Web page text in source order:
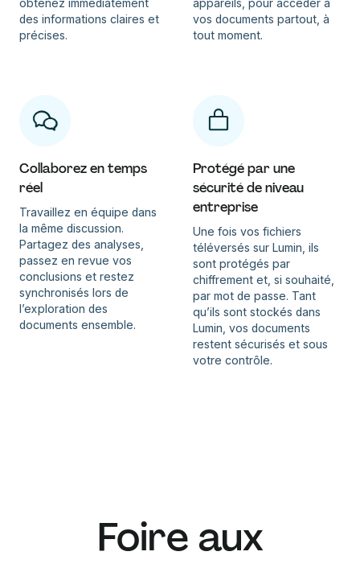
des informations claires et
précises.
vos documents partout, à
tout moment.
Collaborez en temps
réel
Travaillez en équipe dans
la même discussion.
Partagez des analyses,
passez en revue vos
conclusions et restez
synchronisés lors de
l’exploration des
documents ensemble.
Protégé par une
sécurité de niveau
entreprise
Une fois vos fichiers
téléversés sur Lumin, ils
sont protégés par
chiffrement et, si souhaité,
par mot de passe. Tant
qu’ils sont stockés dans
Lumin, vos documents
restent sécurisés et sous
votre contrôle.
Foire aux